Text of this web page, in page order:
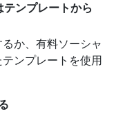
ンプレートから
か、有料ソーシャ
ンプレートを使用